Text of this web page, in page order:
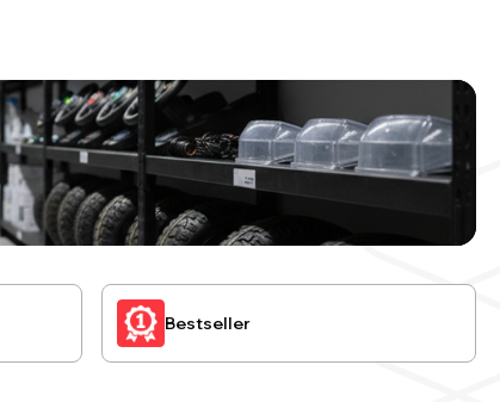
Bestseller